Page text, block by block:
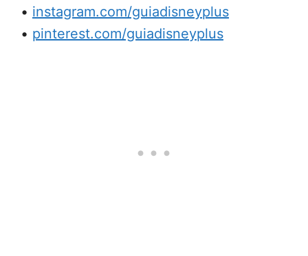
• instagram.com/guiadisneyplus
• pinterest.com/guiadisneyplus